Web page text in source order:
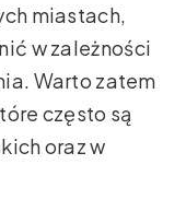
miastach,
w zależności
Warto zatem
często są
oraz w